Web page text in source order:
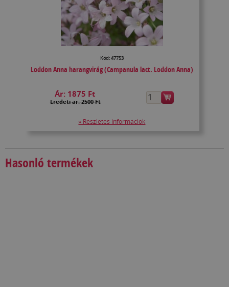
Kód: 47753
Loddon Anna harangvirág (Campanula lact. Loddon Anna)
Ár: 1875 Ft
Eredeti ár: 2500 Ft
» Részletes információk
Hasonló termékek